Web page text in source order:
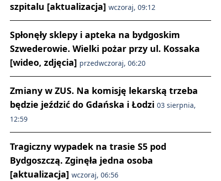
szpitalu [aktualizacja] wczoraj, 09:12
Spłonęły sklepy i apteka na bydgoskim
Szwederowie. Wielki pożar przy ul. Kossaka
[wideo, zdjęcia] przedwczoraj, 06:20
Zmiany w ZUS. Na komisję lekarską trzeba
będzie jeździć do Gdańska i Łodzi 03 sierpnia,
12:59
Tragiczny wypadek na trasie S5 pod
Bydgoszczą. Zginęła jedna osoba
[aktualizacja] wczoraj, 06:56